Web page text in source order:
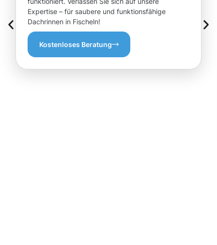
Expertise – für saubere und funktionsfähige
Dachrinnen in Fischeln!
Kostenloses Beratung